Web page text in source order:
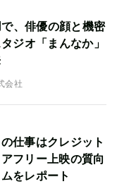
、俳優の顔と機密
ジオ「まんなか」
会社
仕事はクレジット
フリー上映の質向
をレポート